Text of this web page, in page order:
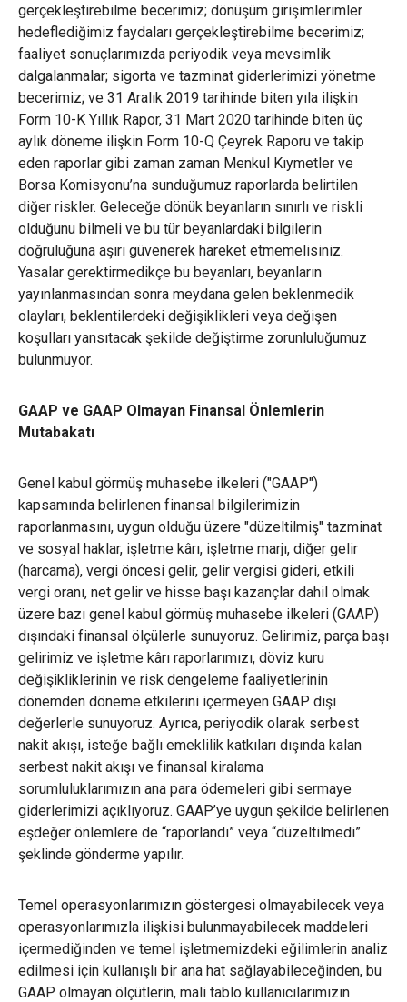
gerçekleştirebilme becerimiz; dönüşüm girişimlerimler
hedeflediğimiz faydaları gerçekleştirebilme becerimiz;
faaliyet sonuçlarımızda periyodik veya mevsimlik
dalgalanmalar; sigorta ve tazminat giderlerimizi yönetme
becerimiz; ve 31 Aralık 2019 tarihinde biten yıla ilişkin
Form 10-K Yıllık Rapor, 31 Mart 2020 tarihinde biten üç
aylık döneme ilişkin Form 10-Q Çeyrek Raporu ve takip
eden raporlar gibi zaman zaman Menkul Kıymetler ve
Borsa Komisyonu’na sunduğumuz raporlarda belirtilen
diğer riskler. Geleceğe dönük beyanların sınırlı ve riskli
olduğunu bilmeli ve bu tür beyanlardaki bilgilerin
doğruluğuna aşırı güvenerek hareket etmemelisiniz.
Yasalar gerektirmedikçe bu beyanları, beyanların
yayınlanmasından sonra meydana gelen beklenmedik
olayları, beklentilerdeki değişiklikleri veya değişen
koşulları yansıtacak şekilde değiştirme zorunluluğumuz
bulunmuyor.
GAAP ve GAAP Olmayan Finansal Önlemlerin
Mutabakatı
Genel kabul görmüş muhasebe ilkeleri ("GAAP")
kapsamında belirlenen finansal bilgilerimizin
raporlanmasını, uygun olduğu üzere "düzeltilmiş" tazminat
ve sosyal haklar, işletme kârı, işletme marjı, diğer gelir
(harcama), vergi öncesi gelir, gelir vergisi gideri, etkili
vergi oranı, net gelir ve hisse başı kazançlar dahil olmak
üzere bazı genel kabul görmüş muhasebe ilkeleri (GAAP)
dışındaki finansal ölçülerle sunuyoruz. Gelirimiz, parça başı
gelirimiz ve işletme kârı raporlarımızı, döviz kuru
değişikliklerinin ve risk dengeleme faaliyetlerinin
dönemden döneme etkilerini içermeyen GAAP dışı
değerlerle sunuyoruz. Ayrıca, periyodik olarak serbest
nakit akışı, isteğe bağlı emeklilik katkıları dışında kalan
serbest nakit akışı ve finansal kiralama
sorumluluklarımızın ana para ödemeleri gibi sermaye
giderlerimizi açıklıyoruz. GAAP’ye uygun şekilde belirlenen
eşdeğer önlemlere de “raporlandı” veya “düzeltilmedi”
şeklinde gönderme yapılır.
Temel operasyonlarımızın göstergesi olmayabilecek veya
operasyonlarımızla ilişkisi bulunmayabilecek maddeleri
içermediğinden ve temel işletmemizdeki eğilimlerin analiz
edilmesi için kullanışlı bir ana hat sağlayabileceğinden, bu
GAAP olmayan ölçütlerin, mali tablo kullanıcılarımızın